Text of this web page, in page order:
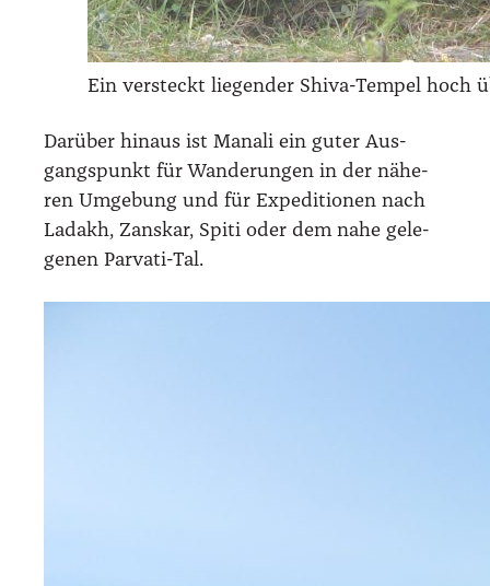
Ein ver­steckt lie­gen­der Shi­va-Tem­pel hoch
Dar­über hin­aus ist Mana­li ein guter Aus­
gangs­punkt für Wan­de­run­gen in der nähe­
ren Umge­bung und für Expe­di­tio­nen nach
Lad­akh, Zans­kar, Spi­ti oder dem nahe gele­
ge­nen Par­va­ti-Tal.